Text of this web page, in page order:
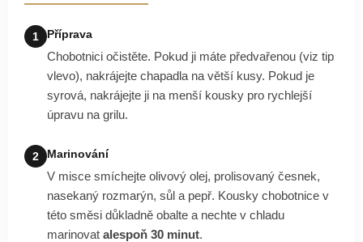
1 Příprava
Chobotnici očistěte. Pokud ji máte předvařenou (viz tip
vlevo), nakrájejte chapadla na větší kusy. Pokud je
syrová, nakrájejte ji na menší kousky pro rychlejší
úpravu na grilu.
2 Marinování
V misce smíchejte olivový olej, prolisovaný česnek,
nasekaný rozmarýn, sůl a pepř. Kousky chobotnice v
této směsi důkladně obalte a nechte v chladu
marinovat alespoň 30 minut.